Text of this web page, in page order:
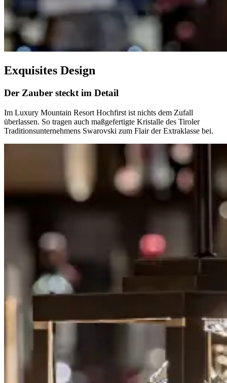
Exquisites Design
Der Zauber steckt im Detail
Im Luxury Mountain Resort Hochfirst ist nichts dem Zufall
überlassen. So tragen auch maßgefertigte Kristalle des Tiroler
Traditionsunternehmens Swarovski zum Flair der Extraklasse bei.